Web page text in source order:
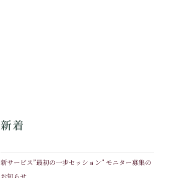
新着
新サービス”最初の一歩セッション” モニター募集の